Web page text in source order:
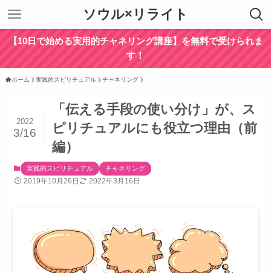
ソウル×リライト
【10日で始める実用的チャネリング講座】を無料で受けられま
す！
ホーム 実践的スピリチュアル チャネリング
「伝える手段の使い分け」が、ス
ピリチュアルにも役立つ理由（前
編）
2022
3/16
実践的スピリチュアル チャネリング
2019年10月26日 2022年3月16日